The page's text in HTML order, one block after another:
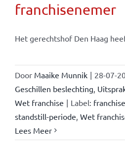
franchisenemer
Het gerechtshof Den Haag
Door Maaike Munnik | 28-07-
Geschillen beslechting
Wet franchise | Label:
standstill-periode Wet
Lees Meer